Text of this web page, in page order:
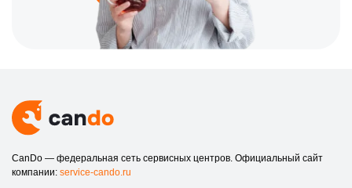
CanDo — федеральная сеть сервисных центров. Официальный сайт
компании: service-cando.ru